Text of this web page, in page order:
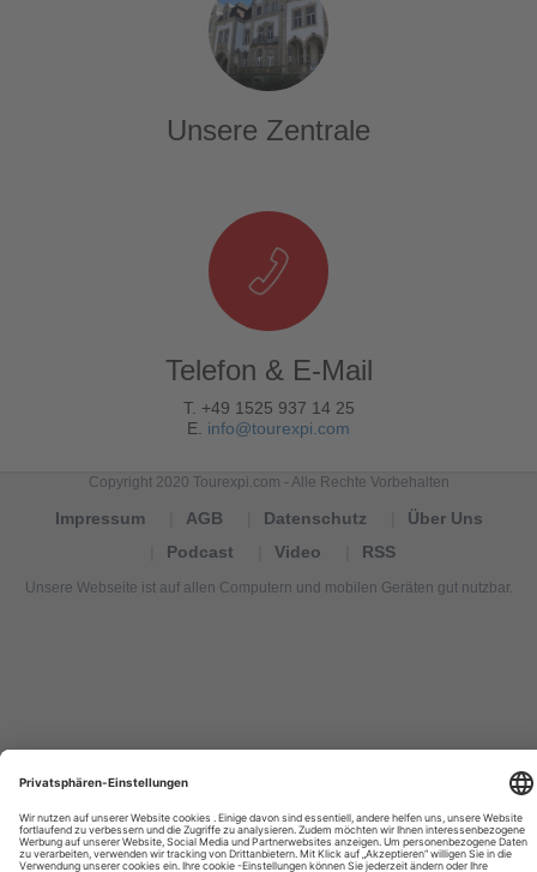
Unsere Zentrale
Telefon & E-Mail
T. +49 1525 937 14 25
E. info@tourexpi.com
Copyright 2020 Tourexpi.com - Alle Rechte Vorbehalten
Impressum AGB Datenschutz
Über Uns
Podcast
Video RSS
Unsere Webseite ist auf allen Computern und mobilen Geräten gut nutzbar.
noticias
de
Tourismus
Nachrichten,